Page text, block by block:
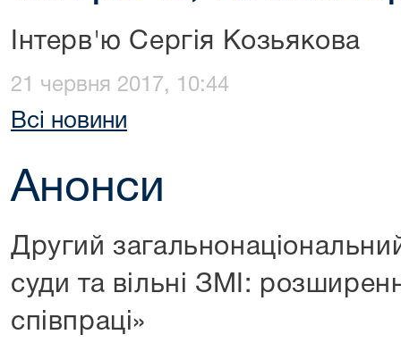
Інтерв'ю Сергія Козьякова
21 червня 2017, 10:44
Всі новини
Анонси
Другий
суди та вільні ЗМІ:
співпраці»